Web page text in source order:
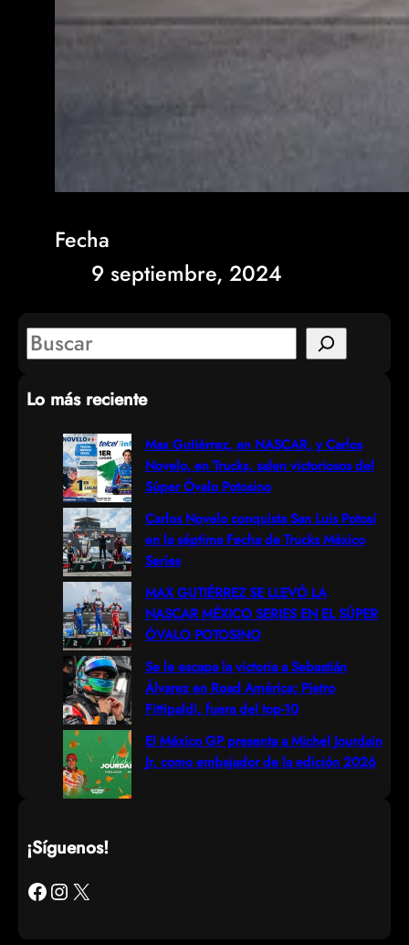
Fecha
9 septiembre, 2024
S
a
Lo más reciente
Max Gutiérrez, en NASCAR, y Carlos
Novelo, en Trucks, salen victoriosos del
Súper Óvalo Potosino
Carlos Novelo conquista San Luis Potosí
en la séptima Fecha de Trucks México
Series
MAX GUTIÉRREZ SE LLEVÓ LA
NASCAR MÉXICO SERIES EN EL SÚPER
ÓVALO POTOSINO
Se le escapa la victoria a Sebastián
Álvarez en Road América; Pietro
Fittipaldi, fuera del top-10
El México GP presenta a Michel Jourdain
Jr. como embajador de la edición 2026
¡Síguenos!
Facebook Instagram X